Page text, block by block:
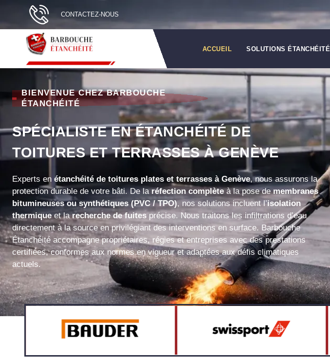
CONTACTEZ-NOUS
ACCUEIL SOLUTIONS ÉTANCHÉITÉ
BIENVENUE CHEZ BARBOUCHE
ÉTANCHÉITÉ
SPÉCIALISTE EN ÉTANCHÉITÉ DE
TOITURES ET TERRASSES À GENÈVE
Experts en étanchéité de toitures plates et terrasses à Genève, nous assurons la
protection durable de votre bâti. De laréfection complèteà la pose demembranes
bitumineuses ou synthétiques (PVC / TPO), nos solutions incluent l’isolation
thermiqueet larecherche de fuites précise. Nous traitons les infiltrations d’eau
directement à la source en privilégiant des interventions en surface. Barbouche
Étanchéité accompagne propriétaires, régies et entreprises avec des prestations
certifiées, conformes aux normes en vigueur et adaptées aux défis climatiques
actuels.